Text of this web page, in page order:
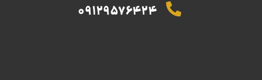
09129576424